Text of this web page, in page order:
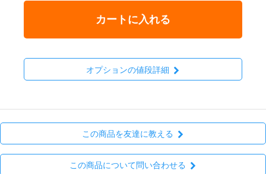
カートに入れる
オプションの値段詳細
この商品を友達に教える
この商品について問い合わせる